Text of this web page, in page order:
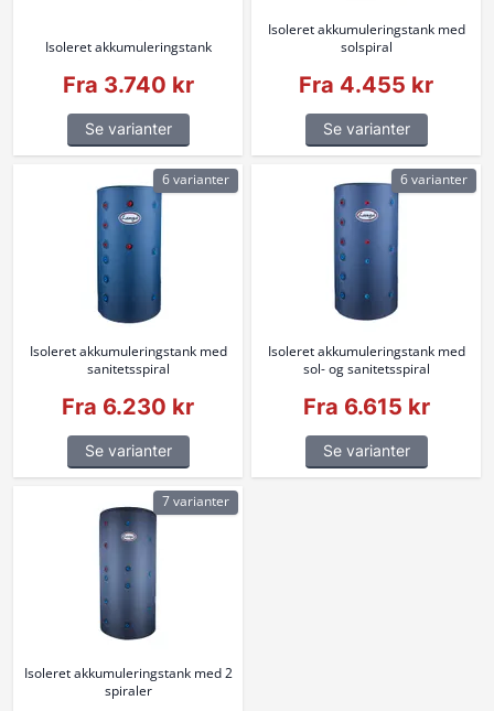
Isoleret akkumuleringstank
Fra 3.740 kr
Se varianter
Isoleret akkumuleringstank med
solspiral
Fra 4.455 kr
Se varianter
Isoleret akkumuleringstank med
sanitetsspiral
Fra 6.230 kr
Se varianter
6 varianter
Isoleret akkumuleringstank med
sol- og sanitetsspiral
Fra 6.615 kr
Se varianter
6 varianter
Isoleret akkumuleringstank med 2
spiraler
7 varianter